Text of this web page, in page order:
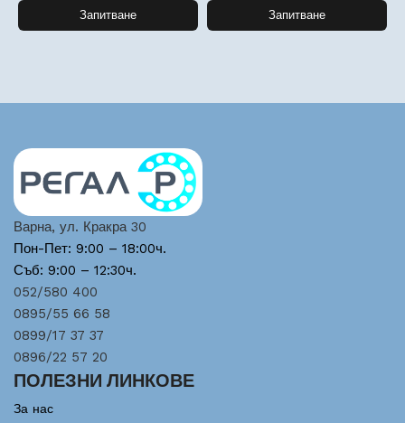
Запитване Запитване
Варна, ул. Кракра 30
Пон-Пет: 9:00 – 18:00ч.
Съб: 9:00 – 12:30ч.
052/580 400
0895/55 66 58
0899/17 37 37
0896/22 57 20
ПОЛЕЗНИ ЛИНКОВЕ
За нас